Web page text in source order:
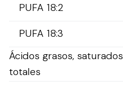
PUFA 18:2
PUFA 18:3
Ácidos grasos, saturados
totales